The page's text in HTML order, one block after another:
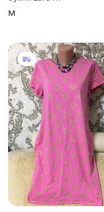
200 грн
Стопроцентный коттон
шикарное платье
і ще 1